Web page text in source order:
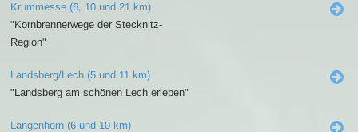
Krummesse (6, 10 und 21 km)
"Kornbrennerwege der Stecknitz-
Region"
Landsberg/Lech (5 und 11 km)
"Landsberg am schönen Lech erleben"
Langenhorn (6 und 10 km)